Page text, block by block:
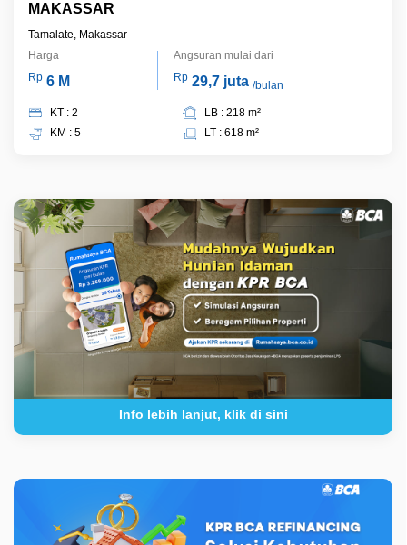
MAKASSAR
Tamalate, Makassar
Harga
Rp 6 M
Angsuran mulai dari
Rp 29,7 juta /bulan
KT : 2
KM : 5
LB : 218 m²
LT : 618 m²
Info lebih lanjut, klik di sini